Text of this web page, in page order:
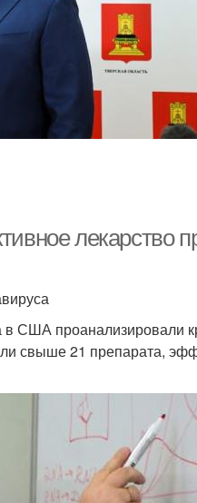
лекарство
в США проанализировали
свыше 21 препарата,